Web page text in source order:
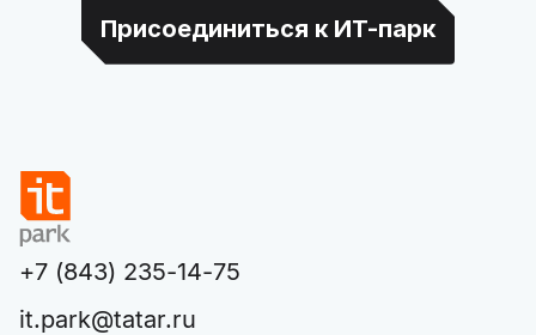
Присоединиться к ИТ-парк
+7 (843) 235-14-75
it.park@tatar.ru